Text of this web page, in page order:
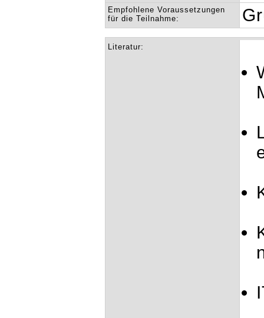
Empfohlene Voraussetzungen
für die Teilnahme:
Literatur: